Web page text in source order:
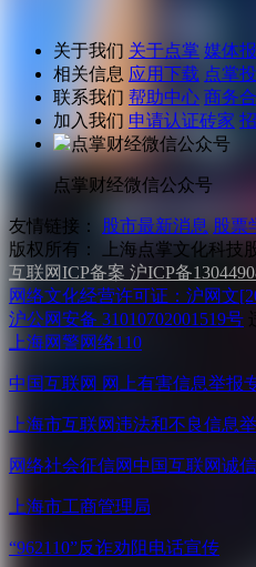
关于我们 关于点掌 媒体
相关信息 应用下载 点掌
联系我们 帮助中心 商务
加入我们 申请认证砖家
点掌财经微信公众号
友情链接： 股市最新消息 股票
版权所有：
上海点掌文化科技
互联网ICP备案 沪ICP备
网络文化经营许可证：沪网文
沪公网安备 31010702001519号
上海网警网络110
中国互联网 网上有害信息举报
上海市互联网违法和不良信息
网络社会征信网中国互联网诚
上海市工商管理局
“962110”反诈劝阻电话宣传